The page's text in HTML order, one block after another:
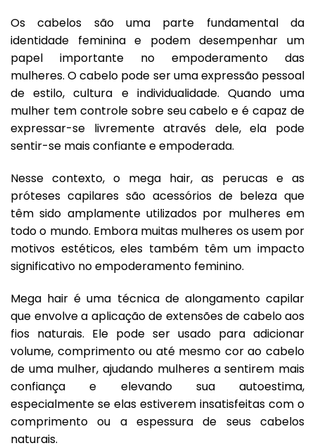
Os cabelos são uma parte fundamental da
identidade feminina e podem desempenhar um
papel importante no empoderamento das
mulheres. O cabelo pode ser uma expressão pessoal
de estilo, cultura e individualidade. Quando uma
mulher tem controle sobre seu cabelo e é capaz de
expressar-se livremente através dele, ela pode
sentir-se mais confiante e empoderada.
Nesse contexto, o mega hair, as perucas e as
próteses capilares são acessórios de beleza que
têm sido amplamente utilizados por mulheres em
todo o mundo. Embora muitas mulheres os usem por
motivos estéticos, eles também têm um impacto
significativo no empoderamento feminino.
Mega hair é uma técnica de alongamento capilar
que envolve a aplicação de extensões de cabelo aos
fios naturais. Ele pode ser usado para adicionar
volume, comprimento ou até mesmo cor ao cabelo
de uma mulher, ajudando mulheres a sentirem mais
confiança e elevando sua autoestima,
especialmente se elas estiverem insatisfeitas com o
comprimento ou a espessura de seus cabelos
naturais.